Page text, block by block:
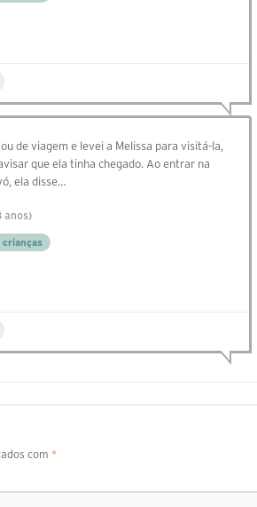
de viagem e levei a Melissa para visitá-la,
que ela tinha chegado. Ao entrar na
ela disse…
anos)
crianças
com *